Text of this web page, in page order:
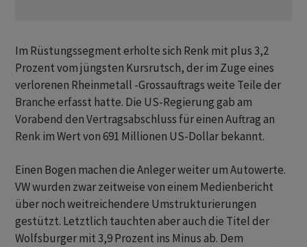
Im Rüstungssegment erholte sich Renk mit plus 3,2
Prozent vom jüngsten Kursrutsch, der im Zuge eines
verlorenen Rheinmetall -Grossauftrags weite Teile der
Branche erfasst hatte. Die US-Regierung gab am
Vorabend den Vertragsabschluss für einen Auftrag an
Renk im Wert von 691 Millionen US-Dollar bekannt.
Einen Bogen machen die Anleger weiter um Autowerte.
VW wurden zwar zeitweise von einem Medienbericht
über noch weitreichendere Umstrukturierungen
gestützt. Letztlich tauchten aber auch die Titel der
Wolfsburger mit 3,9 Prozent ins Minus ab. Dem